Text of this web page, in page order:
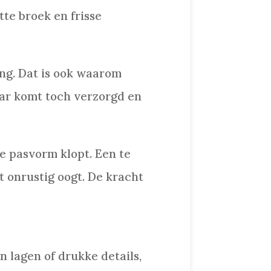
broek en frisse
Dat is ook waarom
komt toch verzorgd en
pasvorm klopt. Een te
oogt. De kracht
lagen of drukke details,